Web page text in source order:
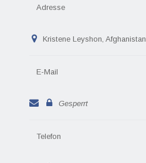
Adresse
Kristene Leyshon, Afghanistan
E-Mail
Gesperrt
Telefon